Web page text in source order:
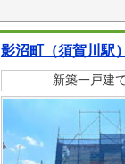
影沼町（須賀川駅
新築一戸建